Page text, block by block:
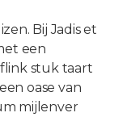
Bij Jadis et
een
stuk taart
oase van
mijlenver